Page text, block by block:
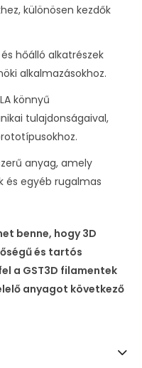
különösen kezdők
hőálló alkatrészek
alkalmazásokhoz.
könnyű
tulajdonságaival,
anyag, amely
és egyéb rugalmas
benne, hogy 3D
és tartós
a GST3D filamentek
anyagot következő